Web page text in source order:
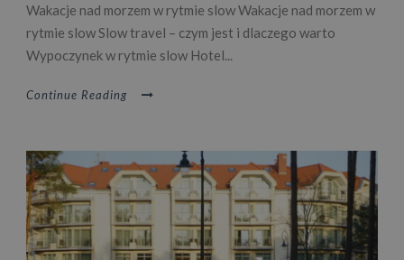
Wakacje nad morzem w rytmie slow Wakacje nad morzem w
rytmie slow Slow travel – czym jest i dlaczego warto
Wypoczynek w rytmie slow Hotel...
Continue Reading